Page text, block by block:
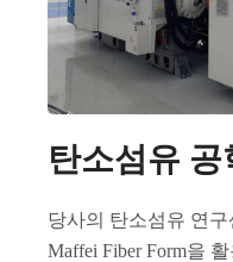
탄소섬유 공
당사의 탄소섬유 연
Maffei Fiber Form을